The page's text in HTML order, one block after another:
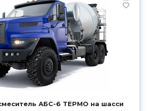
АБС-6 ТЕРМО на шасси